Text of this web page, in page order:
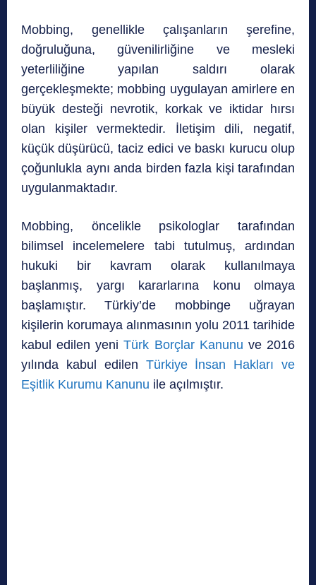
Mobbing, genellikle çalışanların şerefine,
doğruluğuna, güvenilirliğine ve mesleki
yeterliliğine yapılan saldırı olarak
gerçekleşmekte; mobbing uygulayan amirlere en
büyük desteği nevrotik, korkak ve iktidar hırsı
olan kişiler vermektedir. İletişim dili, negatif,
küçük düşürücü, taciz edici ve baskı kurucu olup
çoğunlukla aynı anda birden fazla kişi tarafından
uygulanmaktadır.
Mobbing, öncelikle psikologlar tarafından
bilimsel incelemelere tabi tutulmuş, ardından
hukuki bir kavram olarak kullanılmaya
başlanmış, yargı kararlarına konu olmaya
başlamıştır. Türkiy’de mobbinge uğrayan
kişilerin korumaya alınmasının yolu 2011 tarihide
kabul edilen yeniTürk Borçlar Kanunu ve 2016
yılında kabul edilen Türkiye İnsan Hakları ve
Eşitlik Kurumu Kanunu ile açılmıştır.